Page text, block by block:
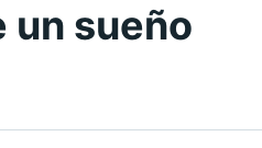
un sueño